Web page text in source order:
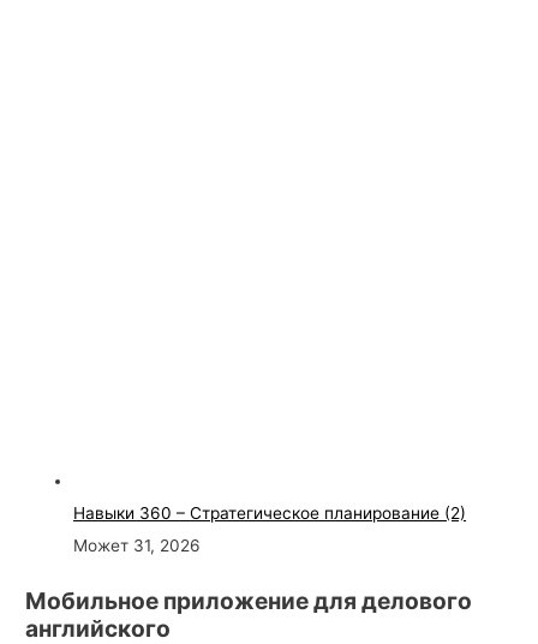
Навыки 360 – Стратегическое планирование (2)
Может 31, 2026
Мобильное приложение для делового
английского